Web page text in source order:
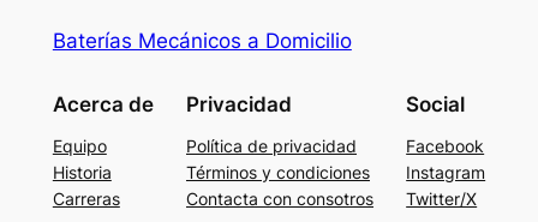
Baterías Mecánicos a Domicilio
Acerca de
Equipo
Historia
Carreras
Privacidad
Política de privacidad
Términos y condiciones
Contacta con consotros
Social
Facebook
Instagram
Twitter/X
WhatsApp
Teléfono